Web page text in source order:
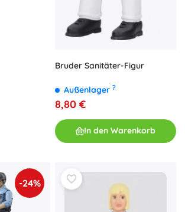
Bruder Sanitäter-Figur
Außenlager ?
8,80 €
In den Warenkorb
-24%